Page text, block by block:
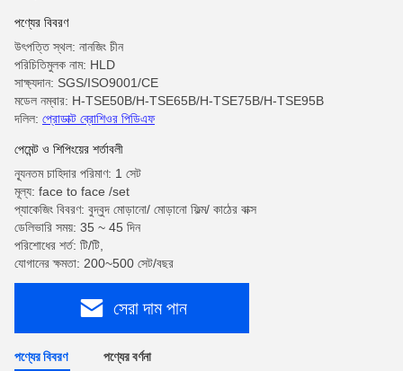
পণ্যের বিবরণ
উৎপত্তি স্থল: নানজিং চীন
পরিচিতিমুলক নাম: HLD
সাক্ষ্যদান: SGS/ISO9001/CE
মডেল নম্বার: H-TSE50B/H-TSE65B/H-TSE75B/H-TSE95B
দলিল: প্রোডাক্ট ব্রোশিওর পিডিএফ
পেমেন্ট ও শিপিংয়ের শর্তাবলী
ন্যূনতম চাহিদার পরিমাণ: 1 সেট
মূল্য: face to face /set
প্যাকেজিং বিবরণ: বুদ্বুদ মোড়ানো/ মোড়ানো ফিল্ম/ কাঠের বাক্স
ডেলিভারি সময়: 35 ~ 45 দিন
পরিশোধের শর্ত: টি/টি,
যোগানের ক্ষমতা: 200~500 সেট/বছর
সেরা দাম পান
পণ্যের বিবরণ পণ্যের বর্ণনা